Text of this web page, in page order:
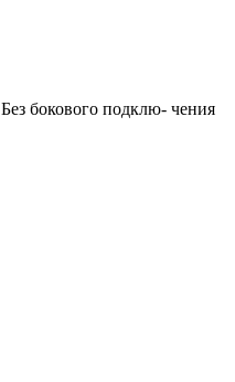
Без бокового подклю- чения